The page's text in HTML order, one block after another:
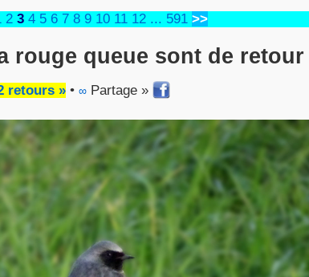
2 3 4 5 6 7 8 9 10 11 12 ... 591 >>
rouge queue sont de retour
retours » • ∞ Partage »